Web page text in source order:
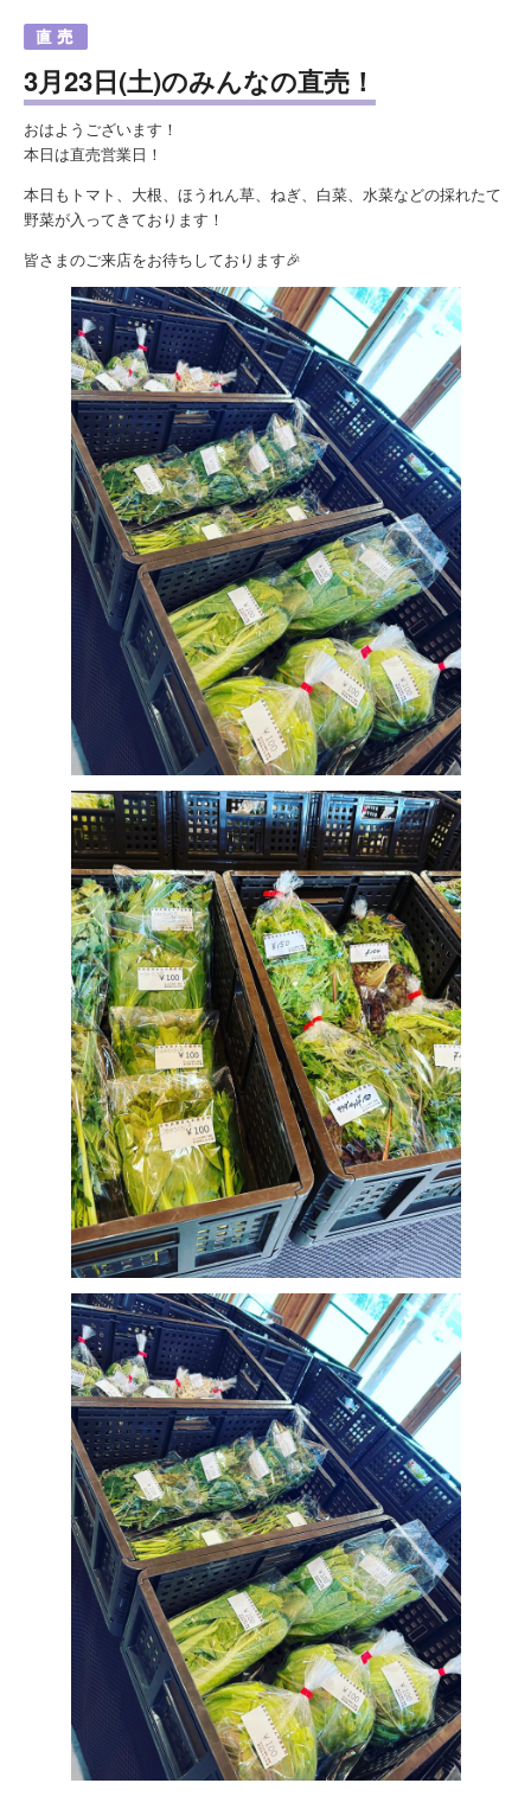
3月23日(土)のみんなの直売！
おはようございます！
本日は直売営業日！
本日もトマト、大根、ほうれん草、ねぎ、白菜、水菜などの採れたて
野菜が入ってきております！
皆さまのご来店をお待ちしております🎉